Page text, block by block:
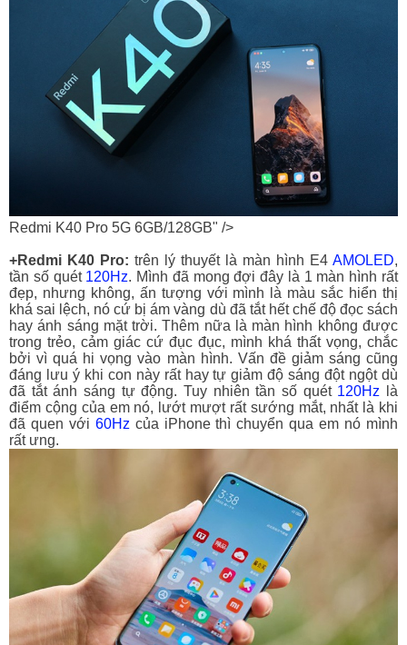
Redmi K40 Pro 5G 6GB/128GB" />
+Redmi K40 Pro: trên lý thuyết là màn hình E4 AMOLED,
tần số quét 120Hz. Mình đã mong đợi đây là 1 màn hình rất
đẹp, nhưng không, ấn tượng với mình là màu sắc hiển thị
khá sai lệch, nó cứ bị ám vàng dù đã tắt hết chế độ đọc sách
hay ánh sáng mặt trời. Thêm nữa là màn hình không được
trong trẻo, cảm giác cứ đục đục, mình khá thất vọng, chắc
bởi vì quá hi vọng vào màn hình. Vấn đề giảm sáng cũng
đáng lưu ý khi con này rất hay tự giảm độ sáng đột ngột dù
đã tắt ánh sáng tự động. Tuy nhiên tần số quét 120Hz là
điểm cộng của em nó, lướt mượt rất sướng mắt, nhất là khi
đã quen với 60Hz của iPhone thì chuyển qua em nó mình
rất ưng.